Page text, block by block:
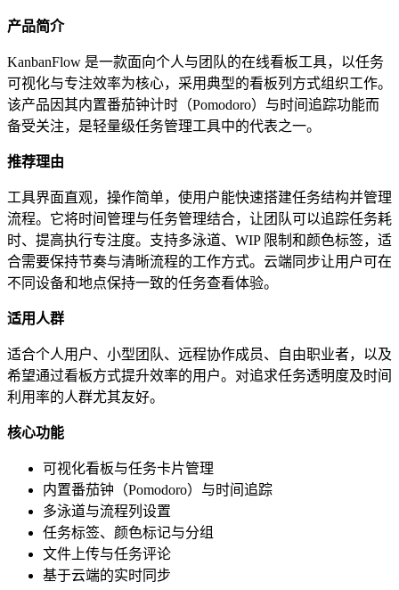
产品简介
KanbanFlow 是一款面向个人与团队的在线看板工具，以任务
可视化与专注效率为核心，采用典型的看板列方式组织工作。
该产品因其内置番茄钟计时（Pomodoro）与时间追踪功能而
备受关注，是轻量级任务管理工具中的代表之一。
推荐理由
工具界面直观，操作简单，使用户能快速搭建任务结构并管理
流程。它将时间管理与任务管理结合，让团队可以追踪任务耗
时、提高执行专注度。支持多泳道、WIP 限制和颜色标签，适
合需要保持节奏与清晰流程的工作方式。云端同步让用户可在
不同设备和地点保持一致的任务查看体验。
适用人群
适合个人用户、小型团队、远程协作成员、自由职业者，以及
希望通过看板方式提升效率的用户。对追求任务透明度及时间
利用率的人群尤其友好。
核心功能
可视化看板与任务卡片管理
内置番茄钟（Pomodoro）与时间追踪
多泳道与流程列设置
任务标签、颜色标记与分组
文件上传与任务评论
基于云端的实时同步